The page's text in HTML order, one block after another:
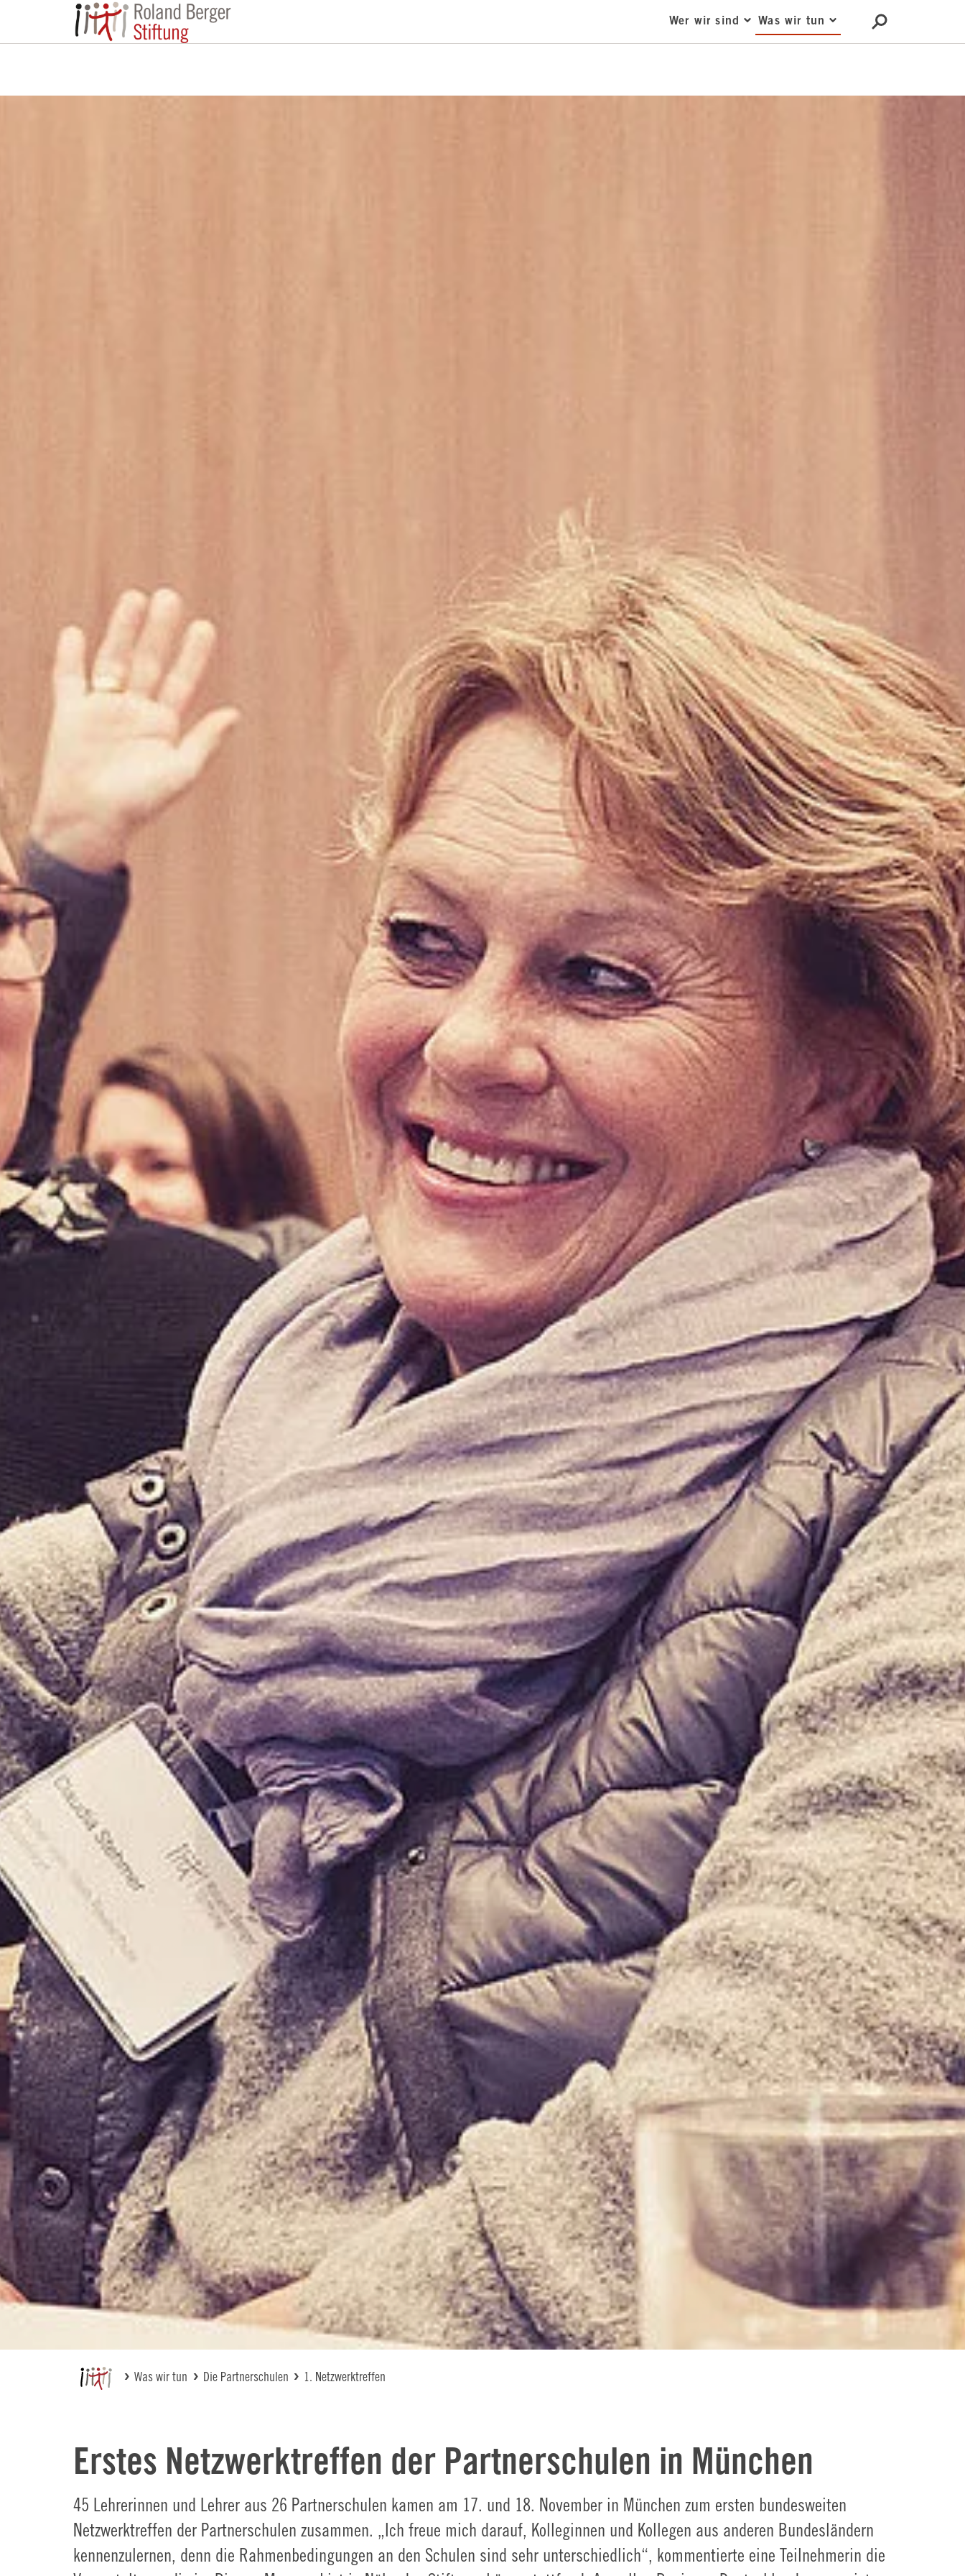
Roland Berger Stiftung Logo Wer wir sind Was wir tun
Was wir tun Die Partnerschulen 1. Netzwerktreffen
Erstes Netzwerktreffen der Partnerschulen in München
45 Lehrerinnen und Lehrer aus 26 Partnerschulen kamen am 17. und 18. November in München zum ersten bundesweiten
Netzwerktreffen der Partnerschulen zusammen. „Ich freue mich darauf, Kolleginnen und Kollegen aus anderen Bundesländern
kennenzulernen, denn die Rahmenbedingungen an den Schulen sind sehr unterschiedlich“, kommentierte eine Teilnehmerin die